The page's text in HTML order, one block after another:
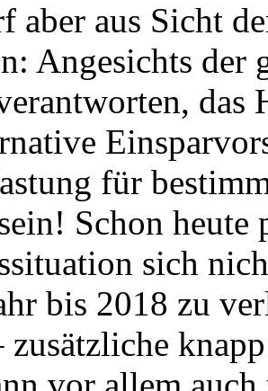
aber aus Sicht
Angesichts der
das
für
Schon heute
sich
bis 2018 zu